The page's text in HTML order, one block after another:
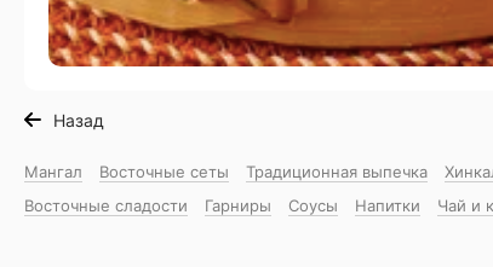
Назад
Мангал Восточные сеты Традиционная выпечка
Восточные сладости
Гарниры Соусы Напитки Чай и